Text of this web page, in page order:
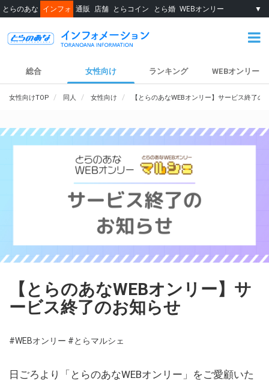
とらのあな インフォ 通販 店舗 とらコイン とら婚 WEBオンリー ▼
総合 女性向け ランキング WEBオンリー
女性向けTOP 同人 女性向け 【とらのあなWEBオンリー】サービス終了の
【とらのあなWEBオンリー】サ
ービス終了のお知らせ
#WEBオンリー #とらマルシェ
日ごろより「とらのあなWEBオンリー」をご愛顧いた